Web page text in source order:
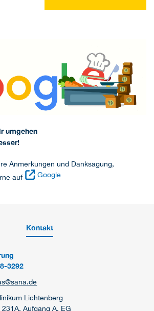
umgehen
Anmerkungen und Danksagung,
auf
Google
Kontakt
3292
@sana.de
Lichtenberg
Aufgang A, EG